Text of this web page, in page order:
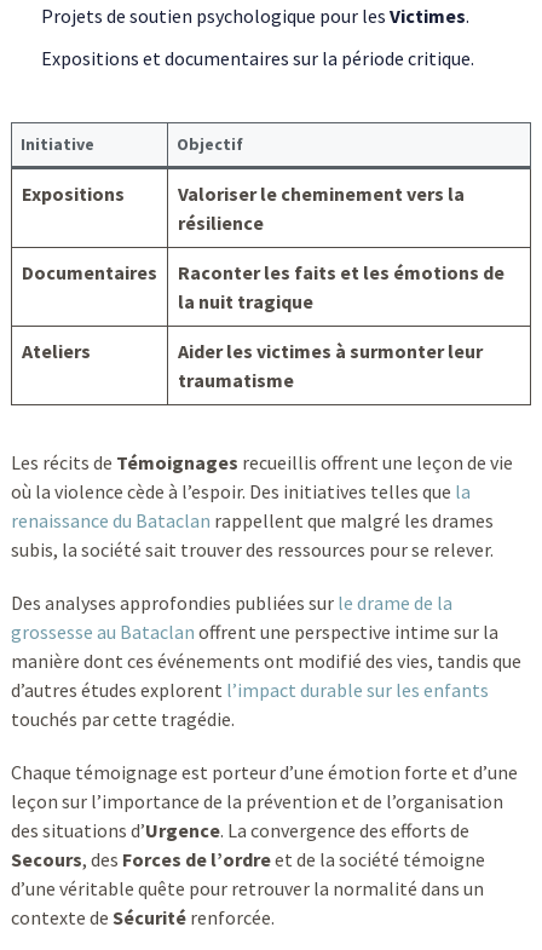
Projets de soutien psychologique pour les Victimes.
Expositions et documentaires sur la période critique.
Initiative Objectif
Expositions
Valoriser le cheminement vers la
résilience
Documentaires
Raconter les faits et les émotions de
la nuit tragique
Ateliers
Aider les victimes à surmonter leur
traumatisme
Les récits de Témoignages recueillis offrent une leçon de vie
où la violence cède à l’espoir. Des initiatives telles que la
renaissance du Bataclan rappellent que malgré les drames
subis, la société sait trouver des ressources pour se relever.
Des analyses approfondies publiées sur le drame de la
grossesse au Bataclan offrent une perspective intime sur la
manière dont ces événements ont modifié des vies, tandis que
d’autres études explorent l’impact durable sur les enfants
touchés par cette tragédie.
Chaque témoignage est porteur d’une émotion forte et d’une
leçon sur l’importance de la prévention et de l’organisation
des situations d’Urgence. La convergence des efforts de
Secours, des Forces de l’ordreet de la société témoigne
d’une véritable quête pour retrouver la normalité dans un
contexte de Sécuritérenforcée.